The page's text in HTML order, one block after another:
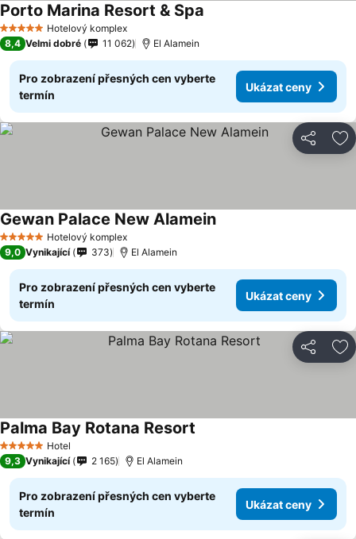
5 Počet hvězdičekHotelový komplex
Porto Marina Resort & Spa
8,4 Velmi dobré 11 062 El Alamein
Pro zobrazení přesných cen vyberte
termín
Ukázat ceny
Sdílet
5 Počet hvězdičekHotelový komplex
Gewan Palace New Alamein
9,0 Vynikající 373 El Alamein
Pro zobrazení přesných cen vyberte
termín
Ukázat ceny
Sdílet
5 Počet hvězdiček
Hotel
Palma Bay Rotana Resort
9,3 Vynikající 2 165 El Alamein
Pro zobrazení přesných cen vyberte
termín
Ukázat ceny